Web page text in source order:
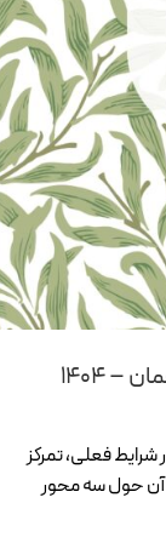
۱۴۰۴
شرایط فعلی، تمرکز
آن حول سه محور